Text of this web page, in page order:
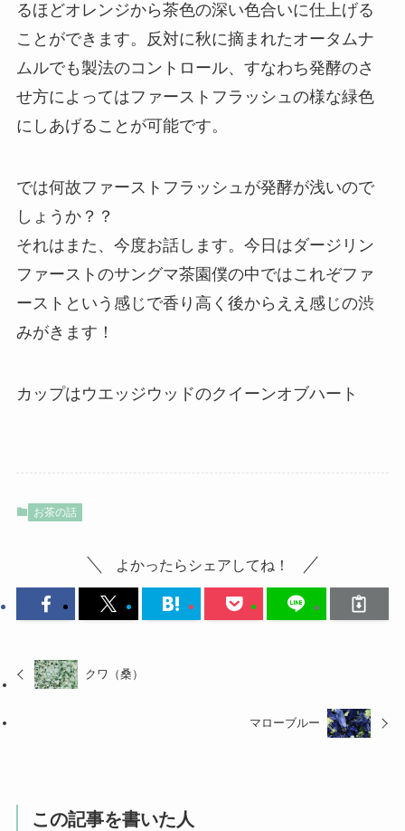
るほどオレンジから茶色の深い色合いに仕上げる
ことができます。反対に秋に摘まれたオータムナ
ムルでも製法のコントロール、すなわち発酵のさ
せ方によってはファーストフラッシュの様な緑色
にしあげることが可能です。
では何故ファーストフラッシュが発酵が浅いので
しょうか？？
それはまた、今度お話します。今日はダージリン
ファーストのサングマ茶園僕の中ではこれぞファ
ーストという感じで香り高く後からええ感じの渋
みがきます！
カップはウエッジウッドのクイーンオブハート
お茶の話
よかったらシェアしてね！
クワ（桑）
マローブルー
この記事を書いた人